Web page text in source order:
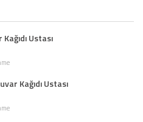
Ustası
Kağıdı Ustası